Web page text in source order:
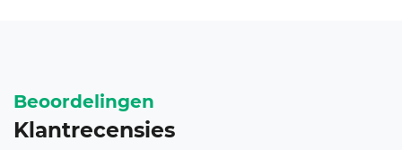
Beoordelingen
Klantrecensies